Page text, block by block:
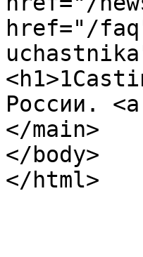
href="/
России.
</main>
</body>
</html>